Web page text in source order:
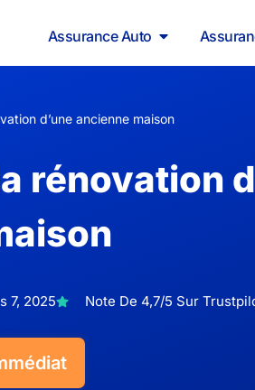
Assurance Auto
d’une ancienne maison
rénovation
7, 2025 Note De 4,7/5 Sur